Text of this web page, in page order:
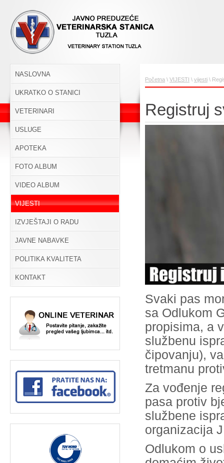
NASLOVNA
UKRATKO O STANICI
VETERINARI
USLUGE
APOTEKA
FOTO ALBUM
VIDEO ALBUM
VIJESTI
IZVJEŠTAJI O RADU
JAVNE NABAVKE
POLITIKA KVALITETA
KONTAKT
Početna \ VIJESTI \ vijesti \
Registruj
Svaki pas
sa Odlukom
propisima, a
službenu
čipovanju),
tretmanu
Za vođenje
pasa protiv
službene
organizacija
Odlukom o